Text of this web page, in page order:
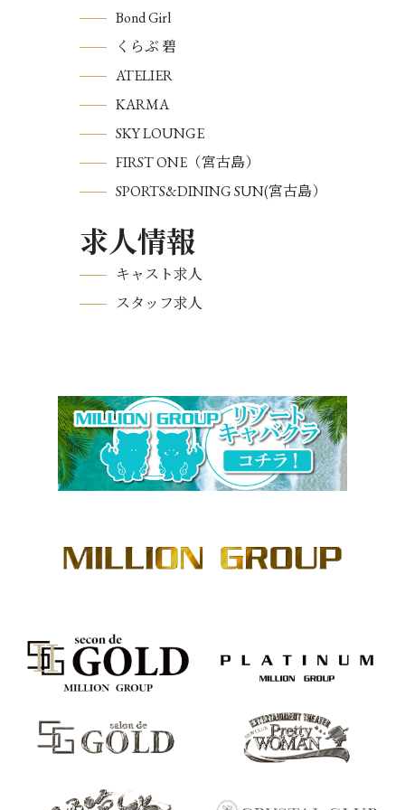
Bond Girl
くらぶ 碧
ATELIER
KARMA
SKY LOUNGE
FIRST ONE（宮古島）
SPORTS&DINING SUN(宮古島）
求人情報
キャスト求人
スタッフ求人